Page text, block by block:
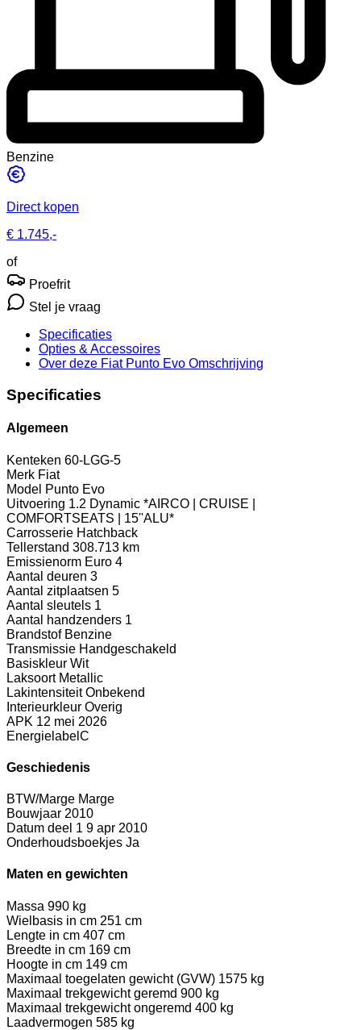
Benzine
Direct kopen
€ 1.745,-
of
Proefrit
Stel je vraag
Specificaties
Opties & Accessoires
Over deze Fiat Punto Evo Omschrijving
Specificaties
Algemeen
Kenteken 60-LGG-5
Merk Fiat
Model Punto Evo
Uitvoering 1.2 Dynamic *AIRCO | CRUISE |
COMFORTSEATS | 15''ALU*
Carrosserie Hatchback
Tellerstand 308.713 km
Emissienorm Euro 4
Aantal deuren 3
Aantal zitplaatsen 5
Aantal sleutels 1
Aantal handzenders 1
Brandstof Benzine
Transmissie Handgeschakeld
Basiskleur Wit
Laksoort Metallic
Lakintensiteit Onbekend
Interieurkleur Overig
APK 12 mei 2026
Energielabel C
Geschiedenis
BTW/Marge Marge
Bouwjaar 2010
Datum deel 1 9 apr 2010
Onderhoudsboekjes Ja
Maten en gewichten
Massa 990 kg
Wielbasis in cm 251 cm
Lengte in cm 407 cm
Breedte in cm 169 cm
Hoogte in cm 149 cm
Maximaal toegelaten gewicht (GVW) 1575 kg
Maximaal trekgewicht geremd 900 kg
Maximaal trekgewicht ongeremd 400 kg
Laadvermogen 585 kg